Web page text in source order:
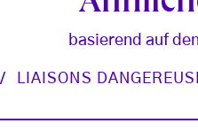
basierend auf
LIAISONS